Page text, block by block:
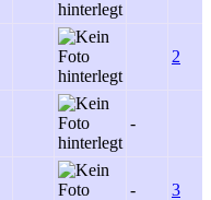
2
-
- 3